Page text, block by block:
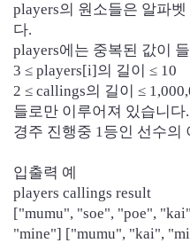
players의 원소들은 알파
다.
players에는 중복된 값이
3 ≤ players[i]의 길이 ≤ 10
2 ≤ callings의 길이 ≤
들로만 이루어져 있습니다.
경주 진행중 1등인 선수의
입출력 예
players callings result
["mumu", "soe", "poe",
"mine"] ["mumu", "kai",